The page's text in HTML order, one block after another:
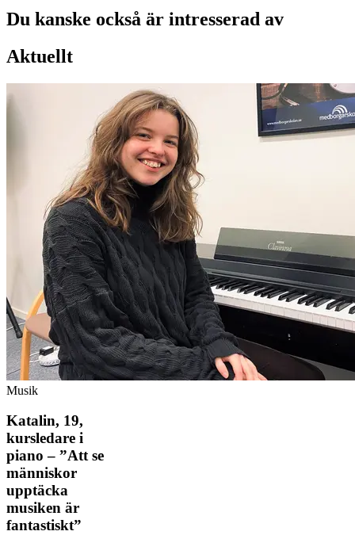
Du kanske också är intresserad av
Aktuellt
Musik
Katalin, 19,
kursledare i
piano – ”Att se
människor
upptäcka
musiken är
fantastiskt”